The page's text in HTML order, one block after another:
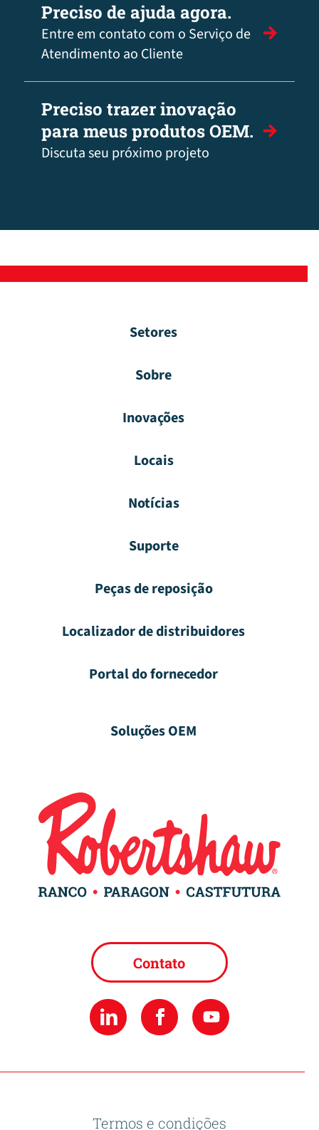
Preciso de ajuda agora.
Entre em contato com o Serviço de
Atendimento ao Cliente
Preciso trazer inovação
para meus produtos OEM.
Discuta seu próximo projeto
Setores
Sobre
Inovações
Locais
Notícias
Suporte
Peças de reposição
Localizador de distribuidores
Portal do fornecedor
Soluções OEM
Contato
Termos e condições